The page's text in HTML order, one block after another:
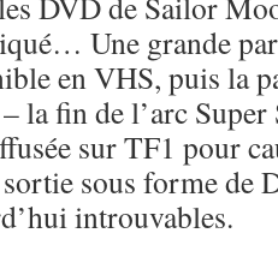
Une grande
en VHS, puis la
la fin de l’arc Super
sur TF1 pour
sous forme de
introuvables.